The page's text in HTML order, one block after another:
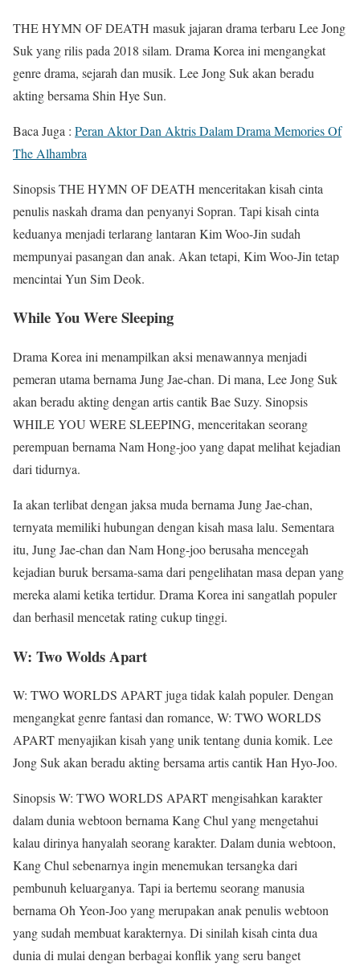
THE HYMN OF DEATH masuk jajaran drama terbaru Lee Jong
Suk yang rilis pada 2018 silam. Drama Korea ini mengangkat
genre drama, sejarah dan musik. Lee Jong Suk akan beradu
akting bersama Shin Hye Sun.
Baca Juga : Peran Aktor Dan Aktris Dalam Drama Memories Of
The Alhambra
Sinopsis THE HYMN OF DEATH menceritakan kisah cinta
penulis naskah drama dan penyanyi Sopran. Tapi kisah cinta
keduanya menjadi terlarang lantaran Kim Woo-Jin sudah
mempunyai pasangan dan anak. Akan tetapi, Kim Woo-Jin tetap
mencintai Yun Sim Deok.
While You Were Sleeping
Drama Korea ini menampilkan aksi menawannya menjadi
pemeran utama bernama Jung Jae-chan. Di mana, Lee Jong Suk
akan beradu akting dengan artis cantik Bae Suzy. Sinopsis
WHILE YOU WERE SLEEPING, menceritakan seorang
perempuan bernama Nam Hong-joo yang dapat melihat kejadian
dari tidurnya.
Ia akan terlibat dengan jaksa muda bernama Jung Jae-chan,
ternyata memiliki hubungan dengan kisah masa lalu. Sementara
itu, Jung Jae-chan dan Nam Hong-joo berusaha mencegah
kejadian buruk bersama-sama dari pengelihatan masa depan yang
mereka alami ketika tertidur. Drama Korea ini sangatlah populer
dan berhasil mencetak rating cukup tinggi.
W: Two Wolds Apart
W: TWO WORLDS APART juga tidak kalah populer. Dengan
mengangkat genre fantasi dan romance, W: TWO WORLDS
APART menyajikan kisah yang unik tentang dunia komik. Lee
Jong Suk akan beradu akting bersama artis cantik Han Hyo-Joo.
Sinopsis W: TWO WORLDS APART mengisahkan karakter
dalam dunia webtoon bernama Kang Chul yang mengetahui
kalau dirinya hanyalah seorang karakter. Dalam dunia webtoon,
Kang Chul sebenarnya ingin menemukan tersangka dari
pembunuh keluarganya. Tapi ia bertemu seorang manusia
bernama Oh Yeon-Joo yang merupakan anak penulis webtoon
yang sudah membuat karakternya. Di sinilah kisah cinta dua
dunia di mulai dengan berbagai konflik yang seru banget